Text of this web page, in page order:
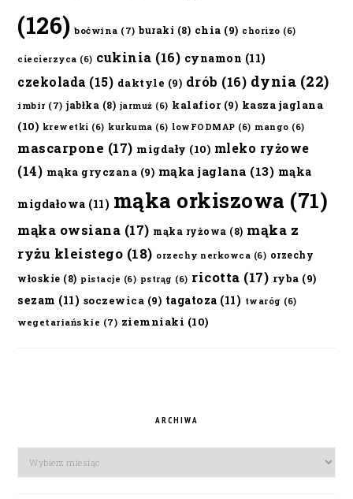
(126) boćwina (7) buraki (8) chia (9) chorizo (6)
ciecierzyca (6) cukinia (16) cynamon (11)
czekolada (15) daktyle (9) drób (16) dynia (22)
imbir (7) jabłka (8) jarmuż (6) kalafior(9) kasza jaglana
(10) krewetki (6) kurkuma (6) lowFODMAP (6) mango (6)
mascarpone (17) migdały (10) mleko ryżowe
(14) mąka gryczana (9) mąka jaglana (13) mąka
migdałowa (11) mąka orkiszowa (71)
mąka owsiana (17) mąka ryżowa (8) mąka z
ryżu kleistego (18) orzechy nerkowca (6) orzechy
włoskie (8) pistacje (6) pstrąg (6) ricotta (17) ryba (9)
sezam (11) soczewica (9) tagatoza (11) twaróg (6)
wegetariańskie (7) ziemniaki (10)
ARCHIWA
Archiwa